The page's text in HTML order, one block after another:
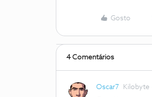
Gosto
4 Comentários
Oscar7 Kilobyte